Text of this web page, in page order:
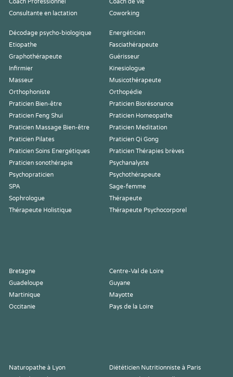
Coach Professionnel
Coach de vie
Consultante en lactation Coworking
Décodage psycho-biologique
Energéticien
Etiopathe
Fasciathérapeute
Graphothérapeute
Guérisseur
Infirmier
Kinesiologue
Masseur
Musicothérapeute
Orthophoniste
Orthopédie
Praticien Bien-être
Praticien Biorésonance
Praticien Feng Shui
Praticien Homeopathe
Praticien Massage Bien-être
Praticien Meditation
Praticien Pilates
Praticien Qi Gong
Praticien Soins Energétiques
Praticien Thérapies brèves
Praticien sonothérapie
Psychanalyste
Psychopraticien
Psychothérapeute
SPA
Sage-femme
Sophrologue
Thérapeute
Thérapeute Holistique
Thérapeute Psychocorporel
Bretagne
Centre-Val de Loire
Guadeloupe
Guyane
Martinique
Mayotte
Occitanie
Pays de la Loire
Naturopathe à Lyon
Diététicien Nutritionniste à Paris